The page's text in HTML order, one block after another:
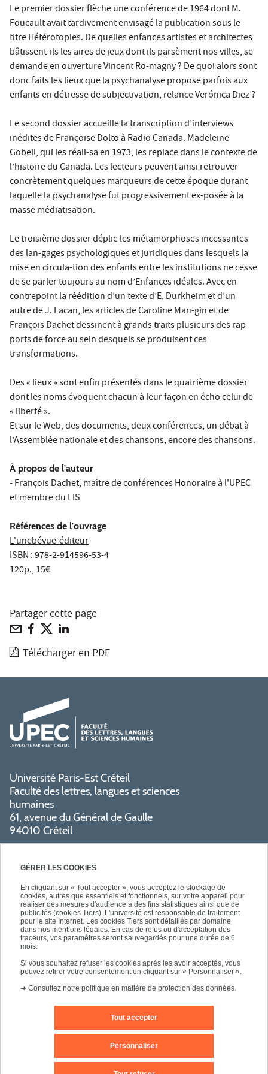
GÉRER LES COOKIES
En cliquant sur « Tout accepter », vous acceptez le stockage de
cookies, autres que essentiels et fonctionnels, sur votre appareil pour
réaliser des mesures d'audience à des fins statistiques ainsi que de
publicités (cookies Tiers). L'université est responsable de traitement
pour le site Internet. Les cookies Tiers sont détaillés par domaine
dans nos mentions légales. En cas de refus ou d'acceptation des
traceurs, vos paramètres seront sauvegardés pour une durée de 6
mois.
Si vous souhaitez refuser les cookies après les avoir acceptés, vous
pouvez retirer votre consentement en cliquant sur « Personnaliser ».
➜ Consultez notre politique en matière de protection des données.
Tout accepter
Personnaliser
Le premier dossier flèche une conférence de 1964 dont M.
Foucault avait tardivement envisagé la publication sous le
titre Hétérotopies. De quelles enfances artistes et architectes
bâtissent-ils les aires de jeux dont ils parsèment nos villes, se
demande en ouverture Vincent Ro-magny ? De quoi alors sont
donc faits les lieux que la psychanalyse propose parfois aux
enfants en détresse de subjectivation, relance Verónica Diez ?
Le second dossier accueille la transcription d’interviews
inédites de Françoise Dolto à Radio Canada. Madeleine
Gobeil, qui les réali-sa en 1973, les replace dans le contexte de
l’histoire du Canada. Les lecteurs peuvent ainsi retrouver
concrètement quelques marqueurs de cette époque durant
laquelle la psychanalyse fut progressivement ex-posée à la
masse médiatisation.
Le troisième dossier déplie les métamorphoses incessantes
des lan-gages psychologiques et juridiques dans lesquels la
mise en circula-tion des enfants entre les institutions ne cesse
de se parler toujours au nom d’Enfances idéales. Avec en
contrepoint la réédition d’un texte d’E. Durkheim et d’un
autre de J. Lacan, les articles de Caroline Man-gin et de
François Dachet dessinent à grands traits plusieurs des rap-
ports de force au sein desquels se produisent ces
transformations.
Des « lieux » sont enfin présentés dans le quatrième dossier
dont les noms évoquent chacun à leur façon en écho celui de
« liberté ».
Et sur le Web, des documents, deux conférences, un débat à
l’Assemblée nationale et des chansons, encore des chansons.
À propos de l'auteur
-François Dachet, maître de conférences Honoraire à l'UPEC
et membre du LIS
Références de l'ouvrage
L'unebévue-éditeur
ISBN : 978-2-914596-53-4
120p., 15€
Partager cette page
Télécharger en PDF
Université Paris-Est Créteil
Faculté des lettres, langues et sciences
humaines
61, avenue du Général de Gaulle
94010 Créteil
PRATIQUE
SUIVEZ-NOUS
Contact
Plan d'accès Plan du site